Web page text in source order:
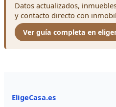
Datos actualizados,
y contacto directo con
Ver guía completa en
EligeCasa.es